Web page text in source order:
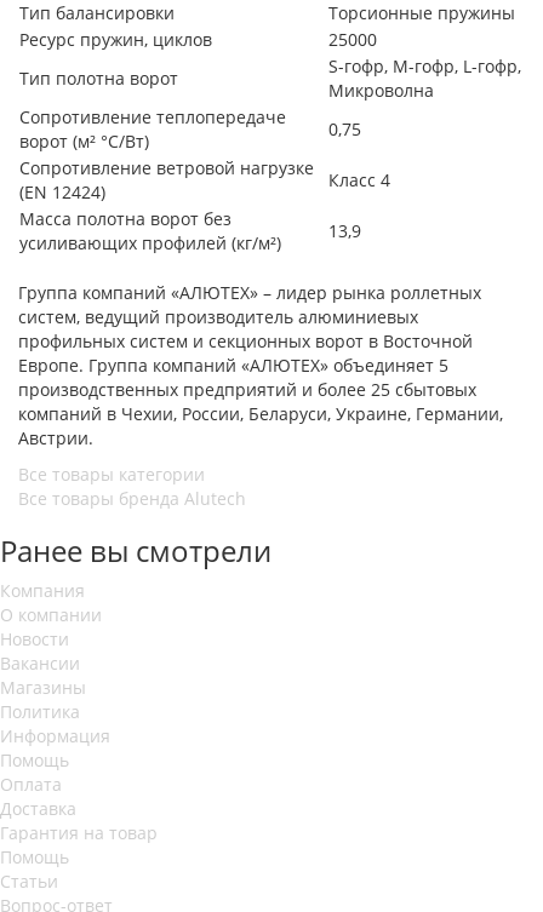
Тип балансировки
Торсионные пружины
Ресурс пружин, циклов
25000
Тип полотна ворот
S-гофр, М-гофр, L-гофр,
Микроволна
Сопротивление теплопередаче
ворот (м² °С/Вт)
0,75
Сопротивление ветровой нагрузке
(EN 12424)
Класс 4
Масса полотна ворот без
усиливающих профилей (кг/м²)
13,9
Группа компаний «АЛЮТЕХ» – лидер рынка роллетных
систем, ведущий производитель алюминиевых
профильных систем и секционных ворот в Восточной
Европе. Группа компаний «АЛЮТЕХ» объединяет 5
производственных предприятий и более 25 сбытовых
компаний в Чехии, России, Беларуси, Украине, Германии,
Австрии.
Все товары категории
Все товары бренда Alutech
Ранее вы смотрели
Компания
О компании
Новости
Вакансии
Магазины
Политика
Информация
Помощь
Оплата
Доставка
Гарантия на товар
Помощь
Статьи
Вопрос-ответ